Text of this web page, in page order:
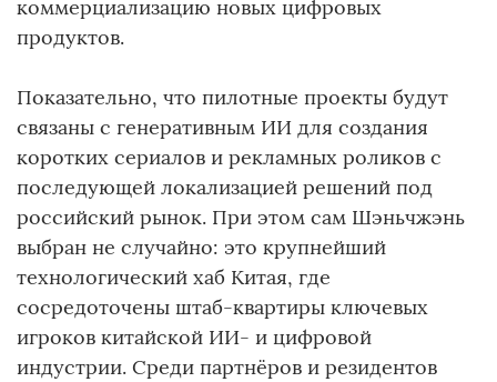
коммерциализацию новых цифровых
продуктов.
Показательно, что пилотные проекты будут
связаны с генеративным ИИ для создания
коротких сериалов и рекламных роликов с
последующей локализацией решений под
российский рынок. При этом сам Шэньчжэнь
выбран не случайно: это крупнейший
технологический хаб Китая, где
сосредоточены штаб-квартиры ключевых
игроков китайской ИИ- и цифровой
индустрии. Среди партнёров и резидентов